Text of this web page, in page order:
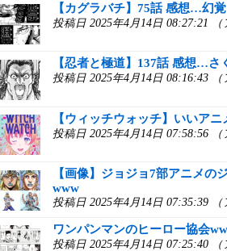
【カグラバチ】75話 感想…幻覚
投稿日 2025年4月14日 08:27:21 （
【忍者と極道】137話 感想…さ
投稿日 2025年4月14日 08:16:43 （
【ウィッチウォッチ】いいアニ
投稿日 2025年4月14日 07:58:56 （
【画像】ジョジョ7部アニメの
www
投稿日 2025年4月14日 07:35:39 （
ワンパンマンのヒーロー協会
投稿日 2025年4月14日 07:25:40 （